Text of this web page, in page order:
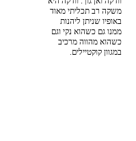
משקה רב תכליתי מאוד
באופיו שניתן ליהנות
ממנו גם כשהוא נקי וגם
כשהוא מהווה מרכיב
במגוון קוקטיילים.